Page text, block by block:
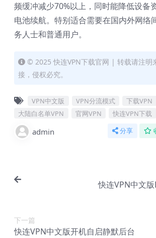
频缓冲减少70%以上，同时能降低设备
电池续航。特别适合需要在国内外网络
务人士和普通用户。
© 2025 快连VPN下载官网 | 转载请注明
接，侵权必究。
VPN中文版 VPN分流模式
下载VPN
大陆白名单VPN
官网VPN 快连VPN下载
admin 分享
快连VPN中文
下一篇
快连VPN中文版开机自启静默后台